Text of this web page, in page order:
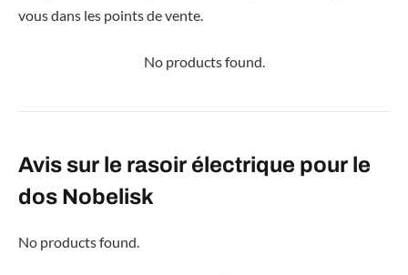
vous dans les points de vente.
No products found.
Avis sur le rasoir électrique pour le
dos Nobelisk
No products found.